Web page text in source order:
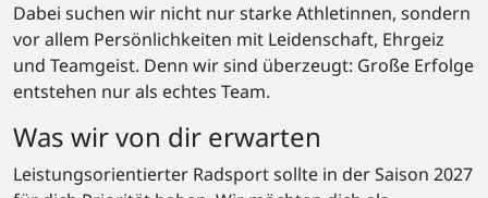
Dabei suchen wir nicht nur starke Athletinnen, sondern
vor allem Persönlichkeiten mit Leidenschaft, Ehrgeiz
und Teamgeist. Denn wir sind überzeugt: Große Erfolge
entstehen nur als echtes Team.
Was wir von dir erwarten
Leistungsorientierter Radsport sollte in der Saison 2027